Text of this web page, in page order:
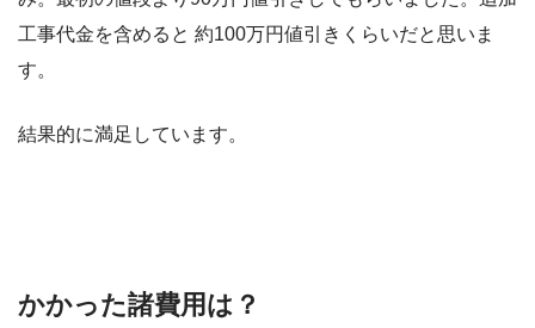
工事代金を含めると 約100万円値引きくらいだと思いま
す。
結果的に満足しています。
かかった諸費用は？